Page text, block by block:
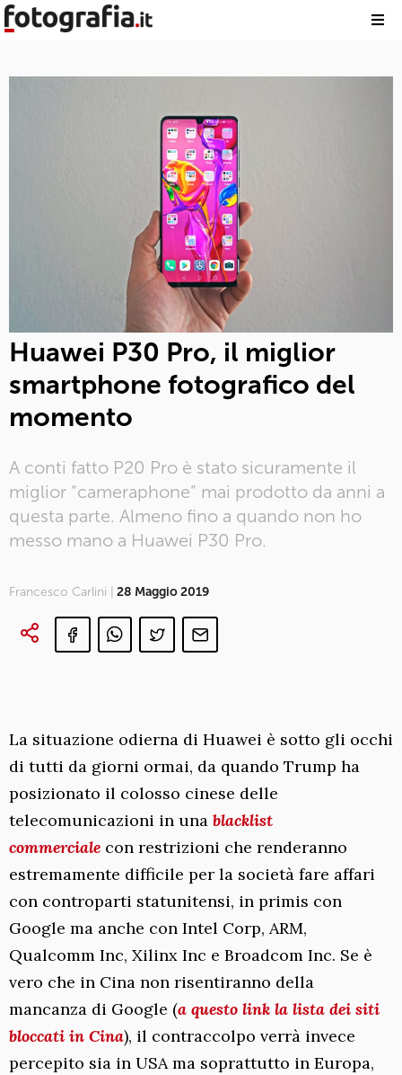
Huawei P30 Pro, il miglior
smartphone fotografico del
momento
A conti fatto P20 Pro è stato sicuramente il
miglior “cameraphone” mai prodotto da anni a
questa parte. Almeno fino a quando non ho
messo mano a Huawei P30 Pro.
Francesco Carlini | 28 Maggio 2019
La situazione odierna di Huawei è sotto gli occhi
di tutti da giorni ormai, da quando Trump ha
posizionato il colosso cinese delle
telecomunicazioni in una blacklist
commerciale con restrizioni che renderanno
estremamente difficile per la società fare affari
con controparti statunitensi, in primis con
Google ma anche con Intel Corp, ARM,
Qualcomm Inc, Xilinx Inc e Broadcom Inc. Se è
vero che in Cina non risentiranno della
mancanza di Google (a questo link la lista dei siti
bloccati in Cina), il contraccolpo verrà invece
percepito sia in USA ma soprattutto in Europa,